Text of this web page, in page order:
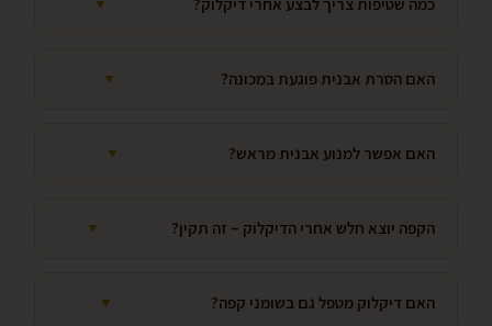
▼
האם הסרת אבנית פוגעת במכונה? ▼
האם אפשר למנוע אבנית מראש? ▼
הקפה יוצא חלש אחרי הדיקלוק – זה תקין? ▼
האם דיקלוק מטפל גם בשומני קפה? ▼